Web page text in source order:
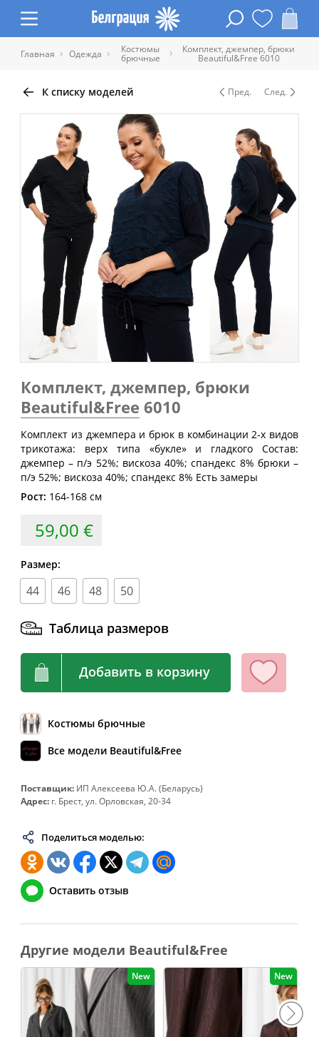
Главная Одежда Костюмы
брючные
Комплект, джемпер, брюки
Beautiful&Free 6010
Таблица размеров одежды
Размер
Обхват
груди
Обхват
талии
(см)
Обхват
бедер
(см)
42
84 64-68
92
44
88 68-72
46
92 72-76
100
48
96 76-80
104
100
108
54
58
116
60
120
62
124
64
128 108-112
136
66
132 112-116
140
70
140
72
144 124-128
76
152 132-136
80
160
82
164 144-148
К списку моделей Пред. След.
Комплект, джемпер, брюки
Beautiful&Free 6010
Комплект из джемпера и брюк в комбинации 2-х видов
трикотажа: верх типа «букле» и гладкого Состав:
джемпер – п/э 52%; вискоза 40%; спандекс 8% брюки –
п/э 52%; вискоза 40%; спандекс 8% Есть замеры
Рост: 164-168 см
59,00 €
Размер:
44 46 48 50
Таблица размеров
Добавить в корзину
Костюмы брючные
Все модели Beautiful&Free
Поставщик: ИП Алексеева Ю.А. (Беларусь)
Адрес: г. Брест, ул. Орловская, 20-34
Поделиться моделью:
Оставить отзыв
Другие модели Beautiful&Free
New New